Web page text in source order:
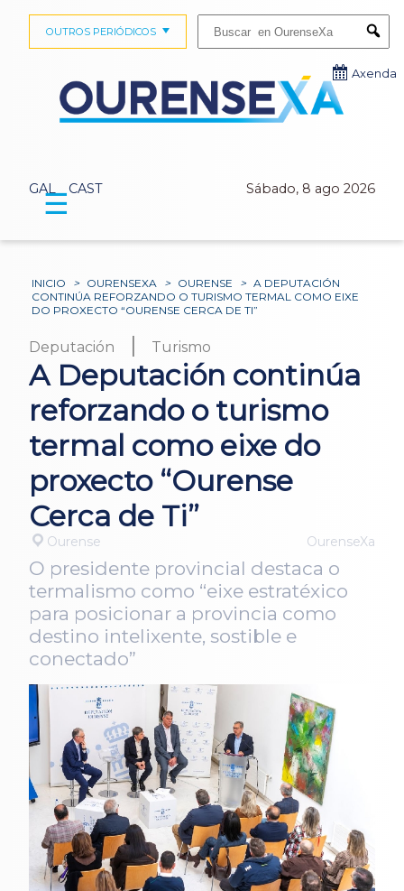
GAL CAST Sábado, 8 ago 2026
OUTROS PERIÓDICOS
Axenda
☰
INICIO > OURENSEXA > OURENSE > A DEPUTACIÓN
CONTINÚA REFORZANDO O TURISMO TERMAL COMO EIXE
DO PROXECTO “OURENSE CERCA DE TI”
Deputación | Turismo
A Deputación continúa
reforzando o turismo
termal como eixe do
proxecto “Ourense
Cerca de Ti”
Ourense OurenseXa
O presidente provincial destaca o
termalismo como “eixe estratéxico
para posicionar a provincia como
destino intelixente, sostible e
conectado”